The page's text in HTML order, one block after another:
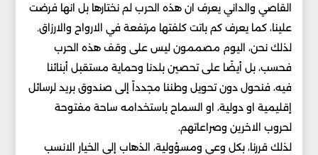
القاصي والداني يعرف ان هذه الحرب لم نختارها بل انها فرضت
علينا، كما يعرف كم باتت كلفتها مرتفعة في الارواح والارزاق.
لذلك نحن، اليوم مصممون ليس على وقف هذه الحرب
فحسب، بل أيضًا على تحصين بلدنا وحماية مستقبل أبنائنا
فيه، فنحول دون تحويل وطننا مجدداً إلى صندوق بريد لرسائل
إقليمية او دولية، او السماح باستخدامه ساحة مفتوحة
لحروب الاخرين وصراعاتهم.
لذلك قررنا، بكل وعي ومسؤولية، الذهاب إلى الخيار الانسب